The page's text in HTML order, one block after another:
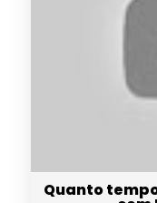
Quanto